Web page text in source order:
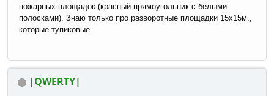
пожарных площадок (красный прямоугольник с белыми
полосками). Знаю только про разворотные площадки 15х15м.,
которые тупиковые.
|QWERTY|